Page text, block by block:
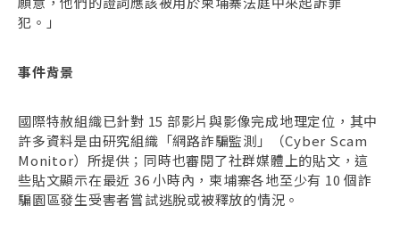
犯。」
事件背景
國際特赦組織已針對 15 部影片與影像完成地理定位，其中
許多資料是由研究組織「網路詐騙監測」（Cyber Scam
Monitor）所提供；同時也審閱了社群媒體上的貼文，這
些貼文顯示在最近 36 小時內，柬埔寨各地至少有 10 個詐
騙園區發生受害者嘗試逃脫或被釋放的情況。